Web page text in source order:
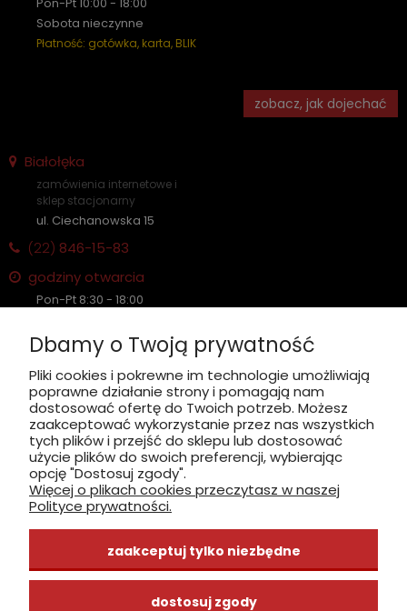
Sobota nieczynne
Płatność: gotówka, karta, BLIK
zobacz, jak dojechać
Białołęka
zamówienia internetowe i
sklep stacjonarny
ul. Ciechanowska 15
(22) 846-15-83
godziny otwarcia
Pon-Pt 8:30 - 18:00
Płatność: gotówka, karta, BLIK
zobacz, jak dojechać
INFORMACJE
ZAKUPY
CENTRUM WIEDZY
Dbamy o Twoją prywatność
Pliki cookies i pokrewne im technologie umożliwiają
poprawne działanie strony i pomagają nam
dostosować ofertę do Twoich potrzeb. Możesz
zaakceptować wykorzystanie przez nas wszystkich
tych plików i przejść do sklepu lub dostosować
użycie plików do swoich preferencji, wybierając
opcję "Dostosuj zgody".
Więcej o plikach cookies przeczytasz w naszej
Polityce prywatności.
zaakceptuj tylko niezbędne
dostosuj zgody